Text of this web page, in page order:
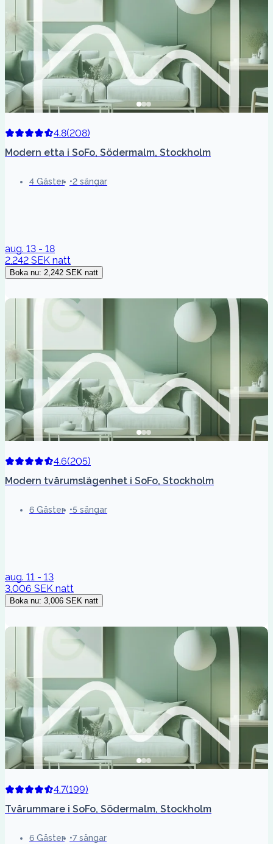
4.8(208)
Modern etta i SoFo, Södermalm, Stockholm
4 Gäster 2 sängar
aug. 13 - 18
2,242 SEK natt
Boka nu: 2,242 SEK natt
4.6(205)
Modern tvårumslägenhet i SoFo, Stockholm
6 Gäster 5 sängar
aug. 11 - 13
3,006 SEK natt
Boka nu: 3,006 SEK natt
4.7(199)
Tvårummare i SoFo, Södermalm, Stockholm
6 Gäster 7 sängar